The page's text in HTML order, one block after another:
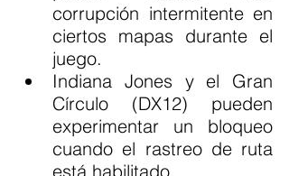
corrupción intermitente en
ciertos mapas durante el
juego.
Indiana Jones y el Gran
Círculo (DX12) pueden
experimentar un bloqueo
cuando el rastreo de ruta
está habilitado.